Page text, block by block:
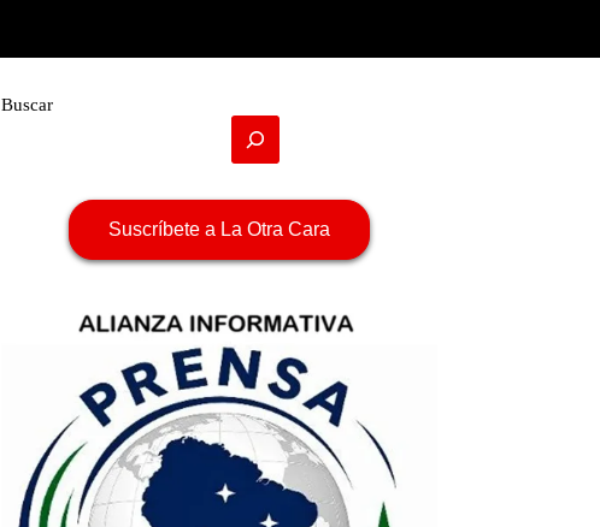
Buscar
Suscríbete a La Otra Cara